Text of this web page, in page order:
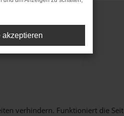
verhindern. Funktioniert die
akzeptieren